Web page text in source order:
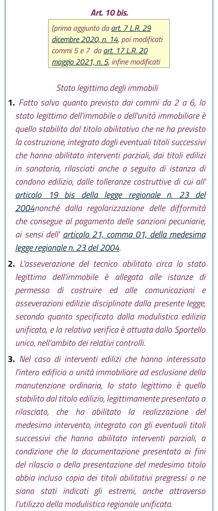
Art. 10 bis.
(prima aggiunto daart. 7 L.R. 29
dicembre 2020, n. 14, poi modificati
commi 5 e 7 daart. 17 L.R. 20
maggio 2021, n. 5, infine modificati
daart. 2 L.R. 25 luglio 2025, n. 5)
Stato legittimo degli immobili
1. Fatto salvo quanto previsto dai commi da 2 a 6, lo
stato legittimo dell'immobile o dell'unità immobiliare è
quello stabilito dal titolo abilitativo che ne ha previsto
la costruzione, integrato dagli eventuali titoli successivi
che hanno abilitato interventi parziali, dai titoli edilizi
in sanatoria, rilasciati anche a seguito di istanza di
condono edilizio, dalle tolleranze costruttive di cui all'
articolo 19 bis della legge regionale n. 23 del
2004nonché dalla regolarizzazione delle difformità
che consegue al pagamento delle sanzioni pecuniarie,
ai sensi dell' articolo 21, comma 01, della medesima
legge regionale n. 23 del 2004.
2. L'asseverazione del tecnico abilitato circa lo stato
legittimo dell'immobile è allegata alle istanze di
permesso di costruire ed alle comunicazioni e
asseverazioni edilizie disciplinate dalla presente legge,
secondo quanto specificato dalla modulistica edilizia
unificata, e la relativa verifica è attuata dallo Sportello
unico, nell'ambito dei relativi controlli.
3. Nel caso di interventi edilizi che hanno interessato
l'intero edificio o unità immobiliare ad esclusione della
manutenzione ordinaria, lo stato legittimo è quello
stabilito dal titolo edilizio, legittimamente presentato o
rilasciato, che ha abilitato la realizzazione del
medesimo intervento, integrato con gli eventuali titoli
successivi che hanno abilitato interventi parziali, a
condizione che la documentazione presentata ai fini
del rilascio o della presentazione del medesimo titolo
abbia incluso copia dei titoli abilitativi pregressi o ne
siano stati indicati gli estremi, anche attraverso
l’utilizzo della modulistica regionale unificata.